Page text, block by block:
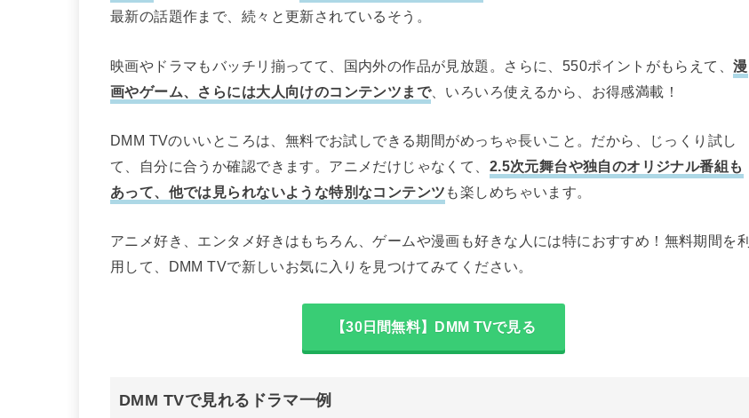
最新の話題作まで、続々と更新されているそう。
映画やドラマもバッチリ揃ってて、国内外の作品が見放題。さらに、550ポイントがもらえて、漫
画やゲーム、さらには大人向けのコンテンツまで、いろいろ使えるから、お得感満載！
DMM TVのいいところは、無料でお試しできる期間がめっちゃ長いこと。だから、じっくり試し
て、自分に合うか確認できます。アニメだけじゃなくて、 2.5次元舞台や独自のオリジナル番組も
あって、他では見られないような特別なコンテンツ も楽しめちゃいます。
アニメ好き、エンタメ好きはもちろん、ゲームや漫画も好きな人には特におすすめ！無料期間を利
用して、DMM TVで新しいお気に入りを見つけてみてください。
【30日間無料】DMM TVで見る
DMM TVで見れるドラマ一例